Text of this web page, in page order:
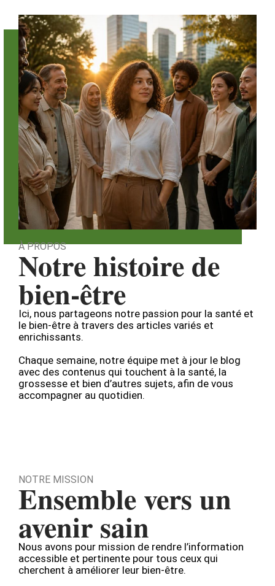
À PROPOS
Notre histoire de
bien-être
Ici, nous partageons notre passion pour la santé et
le bien-être à travers des articles variés et
enrichissants.
Chaque semaine, notre équipe met à jour le blog
avec des contenus qui touchent à la santé, la
grossesse et bien d’autres sujets, afin de vous
accompagner au quotidien.
NOTRE MISSION
Ensemble vers un
avenir sain
Nous avons pour mission de rendre l’information
accessible et pertinente pour tous ceux qui
cherchent à améliorer leur bien-être.